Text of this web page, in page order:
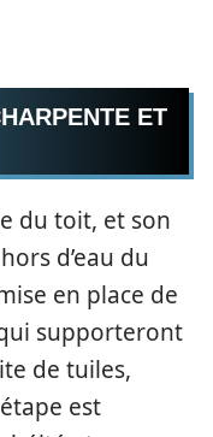
ET
du toit, et son
d’eau du
en place de
supporteront
de tuiles,
est